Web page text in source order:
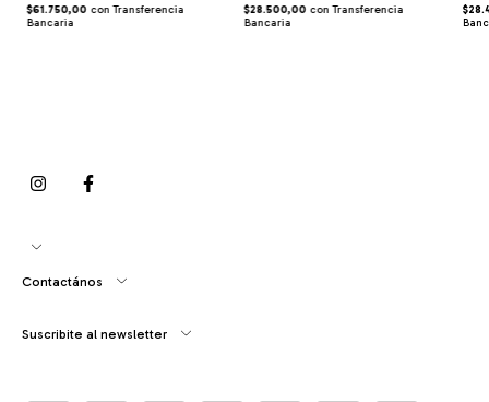
$61.750,00 con Transferencia
Bancaria
$28.500,00 con Transferencia
Bancaria
Contactános
Suscribite al newsletter